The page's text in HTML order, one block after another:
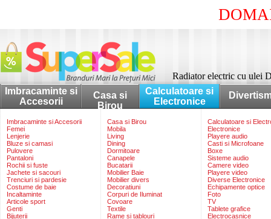
Radiator electric cu ulei
Imbracaminte si
Accesorii
Casa si
Birou
Calculatoare si
Electronice
Imbracaminte si Accesorii
Femei
Lenjerie
Bluze si camasi
Pulovere
Pantaloni
Rochii si fuste
Jachete si sacouri
Trenciuri si pardesie
Costume de baie
Incaltaminte
Articole sport
Genti
Bijuterii
Casa si Birou
Mobila
Living
Dining
Dormitoare
Canapele
Bucatarii
Mobilier Baie
Mobilier divers
Decoratiuni
Corpuri de Iluminat
Covoare
Textile
Rame si tablouri
Calculatoare si
Electronice
Playere audio
Casti si Microfoane
Boxe
Sisteme audio
Camere video
Playere video
Diverse Electronice
Echipamente optice
Foto
TV
Tablete grafice
Electrocasnice